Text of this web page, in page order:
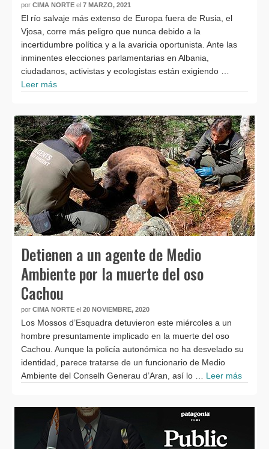
por CIMA NORTE el 7 MARZO, 2021
El río salvaje más extenso de Europa fuera de Rusia, el
Vjosa, corre más peligro que nunca debido a la
incertidumbre política y a la avaricia oportunista. Ante las
inminentes elecciones parlamentarias en Albania,
ciudadanos, activistas y ecologistas están exigiendo …
Leer más
Detienen a un agente de Medio
Ambiente por la muerte del oso
Cachou
por CIMA NORTE el 20 NOVIEMBRE, 2020
Los Mossos d’Esquadra detuvieron este miércoles a un
hombre presuntamente implicado en la muerte del oso
Cachou. Aunque la policía autonómica no ha desvelado su
identidad, parece tratarse de un funcionario de Medio
Ambiente del Conselh Generau d’Aran, así lo … Leer más